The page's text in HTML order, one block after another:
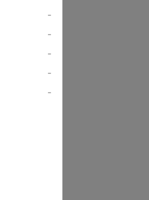
-
-
-
-
-